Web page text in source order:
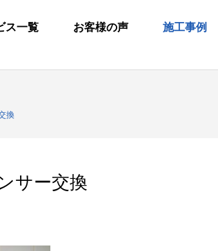
ス一覧 お客様の声 施工事例
換
サー交換